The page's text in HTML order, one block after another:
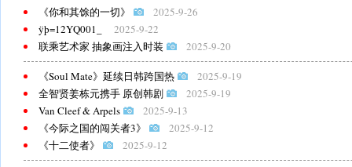
《你和其馀的一切》
2025-9-26
ÿþ=12YQ001_
2025-9-22
联乘艺术家 抽象画注入时装
2025-9-20
《Soul Mate》延续日韩跨国热
2025-9-19
全智贤姜栋元携手 原创韩剧
2025-9-19
Van Cleef & Arpels
2025-9-13
《今际之国的闯关者3》
2025-9-12
《十二使者》
2025-9-12